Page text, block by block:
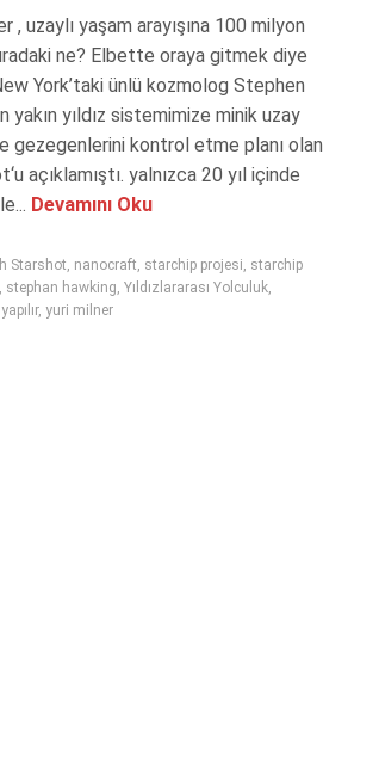
, uzaylı yaşam arayışına 100 milyon
ne? Elbette oraya gitmek diye
York’taki ünlü kozmolog Stephen
yakın yıldız sistemimize minik uzay
gezegenlerini kontrol etme planı olan
açıklamıştı. yalnızca 20 yıl içinde
Devamını Oku
Starshot, nanocraft, starchip projesi, starchip
, stephan hawking, Yıldızlararası Yolculuk,
, yuri milner